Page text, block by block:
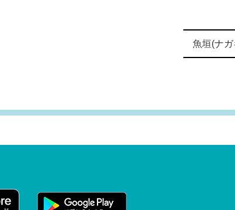
魚垣(ナガ